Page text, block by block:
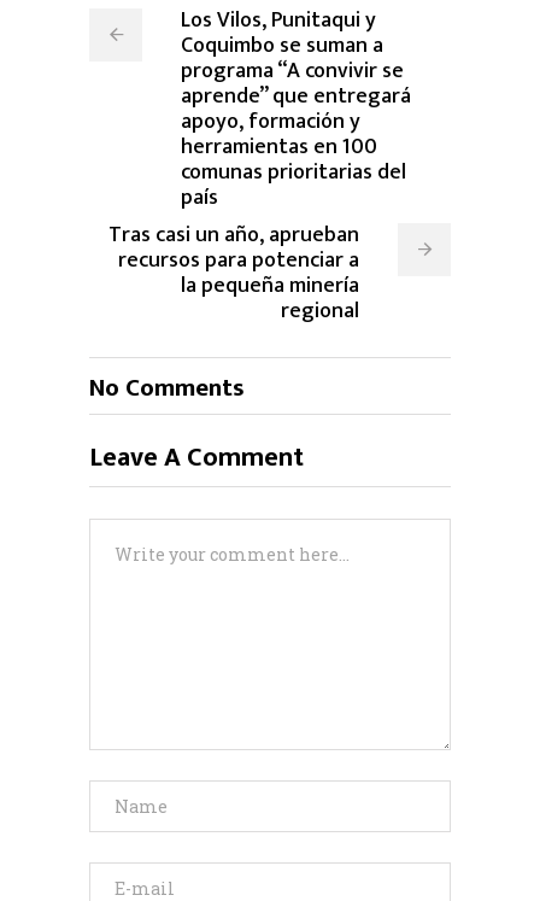
Los Vilos, Punitaqui y
Coquimbo se suman a
programa “A convivir se
aprende” que entregará
apoyo, formación y
herramientas en 100
comunas prioritarias del
país
Tras casi un año, aprueban
recursos para potenciar a
la pequeña minería
regional
No Comments
Leave A Comment